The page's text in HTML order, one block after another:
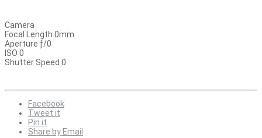
Camera
Focal Length 0mm
Aperture ƒ/0
ISO 0
Shutter Speed 0
Facebook
Tweet it
Pin it
Share by Email